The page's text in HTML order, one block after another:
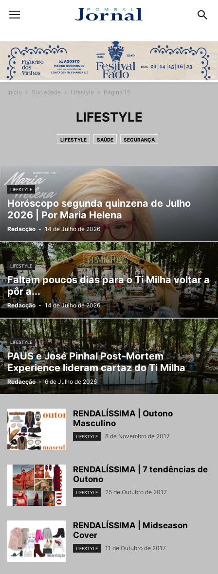
Início Sociedade Lifestyle Página 15
LIFESTYLE
LIFESTYLE SAÚDE SEGURANÇA
LIFESTYLE
Horóscopo segunda quinzena de Julho
2026 | Por Maria Helena
Redacção - 14 de Julho de 2026
LIFESTYLE
Faltam poucos dias para o Ti Milha voltar a
pôr a...
Redacção - 14 de Julho de 2026
LIFESTYLE
PAUS e José Pinhal Post-Mortem
Experience lideram cartaz do Ti Milha
Redacção - 6 de Julho de 2026
RENDALÍSSIMA | Outono
Masculino
LIFESTYLE 8 de Novembro de 2017
RENDALÍSSIMA | 7 tendências de
Outono
LIFESTYLE 25 de Outubro de 2017
RENDALÍSSIMA | Midseason
Cover
LIFESTYLE 11 de Outubro de 2017